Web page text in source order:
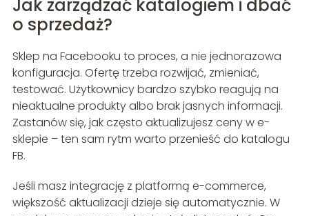
Jak zarządzać katalogiem i dbać
o sprzedaż?
Sklep na Facebooku to proces, a nie jednorazowa
konfiguracja. Ofertę trzeba rozwijać, zmieniać,
testować. Użytkownicy bardzo szybko reagują na
nieaktualne produkty albo brak jasnych informacji.
Zastanów się, jak często aktualizujesz ceny w e-
sklepie – ten sam rytm warto przenieść do katalogu
FB.
Jeśli masz integrację z platformą e-commerce,
większość aktualizacji dzieje się automatycznie. W